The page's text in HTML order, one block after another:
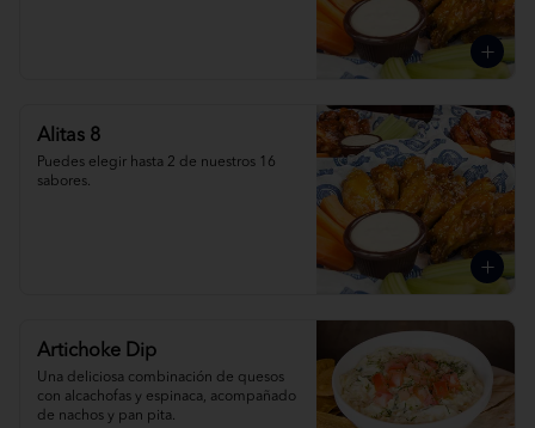
Alitas 8
Puedes elegir hasta 2 de nuestros 16
sabores.
Artichoke Dip
Una deliciosa combinación de quesos
con alcachofas y espinaca, acompañado
de nachos y pan pita.